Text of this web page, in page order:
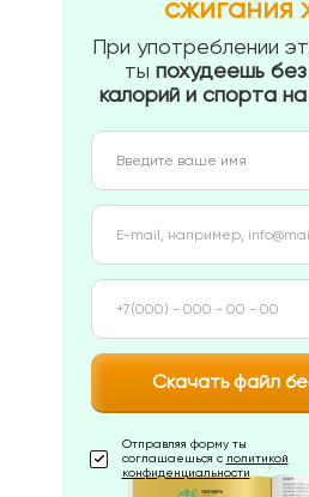
сжигания
При употреблении
ты похудеешь
калорий и спорта
Скачать файл
Отправляя форму ты
соглашаешься с политикой
конфиденциальности